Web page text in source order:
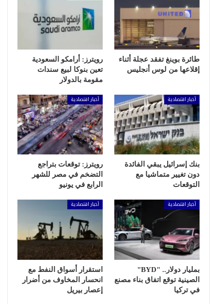
طائرة بوينغ تفقد عجلة أثناء
إقلاعها من لوس أنجليس
رويترز: أرامكو السعودية
تعين بنوكا لبيع سندات
مقومة بالدولار
أخبار اقتصادية
بنك إسرائيل يبقي الفائدة
دون تغيير متماشيا مع
التوقعات
أخبار اقتصادية
رويترز: توقعات بتراجع
التضخم في مصر للشهر
الرابع في يونيو
أخبار اقتصادية
بمليار دولار.. "BYD"
الصينية توقع اتفاق بناء مصنع
في تركيا
أخبار اقتصادية
استقرار أسواق النفط مع
انحسار المخاوف من أضرار
إعصار بيريل